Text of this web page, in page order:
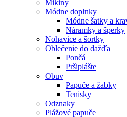
Mikiny
Módne doplnky
Módne šatky a
Náramky a šperky
Nohavice a šortky
Oblečenie do dažďa
Pončá
Pršiplášte
Obuv
Papuče a žabky
Tenisky
Odznaky
Plážové papuče